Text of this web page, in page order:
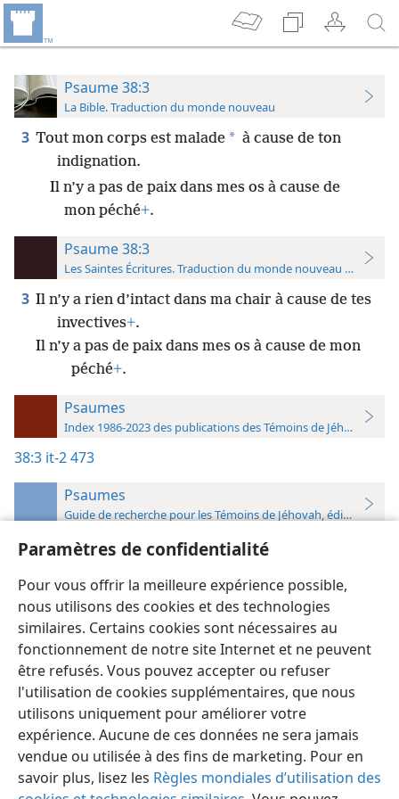
Paramètres de confidentialité
Pour vous offrir la meilleure expérience possible,
nous utilisons des cookies et des technologies
similaires. Certains cookies sont nécessaires au
fonctionnement de notre site Internet et ne peuvent
être refusés. Vous pouvez accepter ou refuser
l'utilisation de cookies supplémentaires, que nous
utilisons uniquement pour améliorer votre
expérience. Aucune de ces données ne sera jamais
vendue ou utilisée à des fins de marketing. Pour en
savoir plus, lisez les Règles mondiales d’utilisation des
Psaume 38:3
La Bible. Traduction du monde nouveau
3 Tout mon corps est malade * à cause de ton
indignation.
Il n’y a pas de paix dans mes os à cause de
mon péché+.
Psaume 38:3
Les Saintes Écritures. Traduction du monde nouveau (avec
3 Il n’y a rien d’intact dans ma chair à cause de tes
invectives+.
Il n’y a pas de paix dans mes os à cause de mon
péché+.
Psaumes
Index 1986-2023 des publications des Témoins de Jéhovah
38:3 it-2 473
Psaumes
Guide de recherche pour les Témoins de Jéhovah, édition 2019
38:3
Étude perspicace(vol. 2),p. 473
Français Préférences
Copyright © 2026 Watch Tower Bible and Tract Society of Pennsylvania
Conditions d’utilisation
Règles de confidentialité
Paramètres de confidentialité
JW.ORG Se connecter